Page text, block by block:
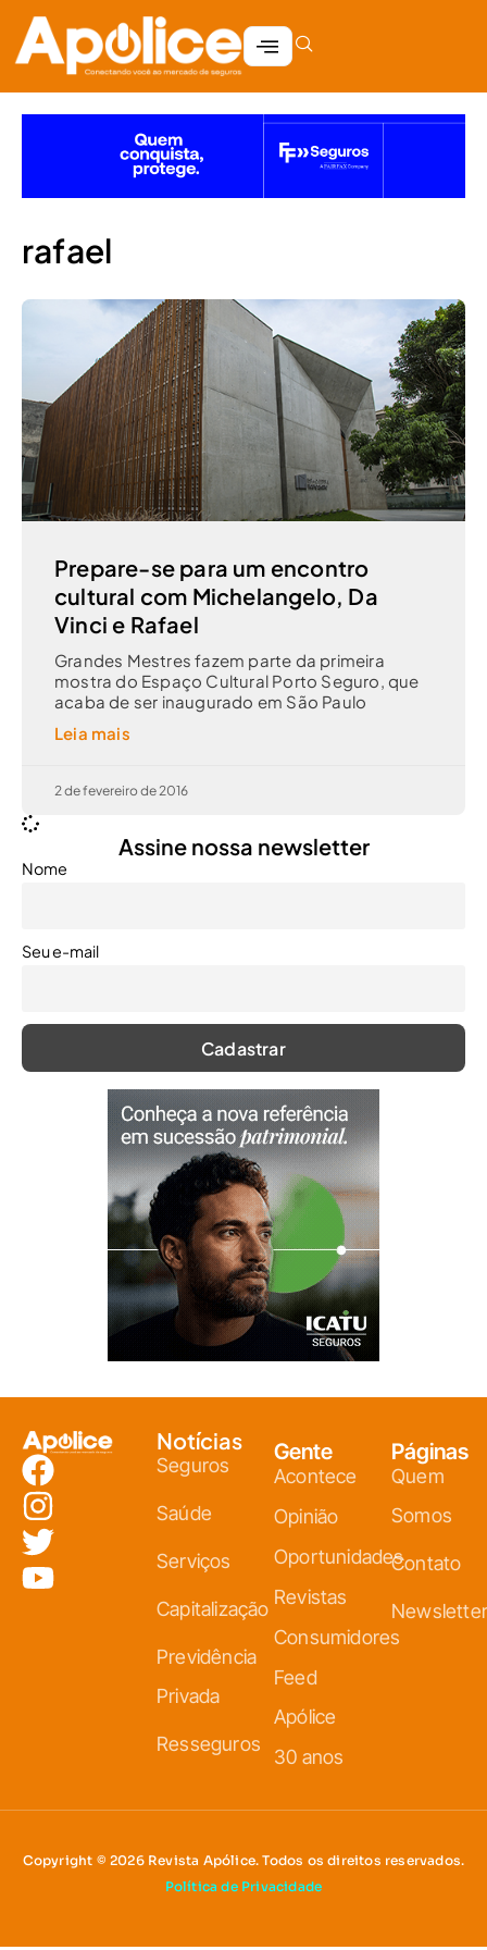
rafael
Prepare-se para um encontro
cultural com Michelangelo, Da
Vinci e Rafael
Grandes Mestres fazem parte da primeira
mostra do Espaço Cultural Porto Seguro, que
acaba de ser inaugurado em São Paulo
Leia mais
2 de fevereiro de 2016
Assine nossa newsletter
Nome
Seu e-mail
Notícias
Seguros
Saúde
Serviços
Capitalização
Previdência
Privada
Resseguros
Gente
Acontece
Opinião
Oportunidades
Revistas
Consumidores
Feed
Apólice
30 anos
Páginas
Quem
Somos
Contato
Newsletter
Copyright © 2026 Revista Apólice. Todos os direitos reservados.
Política de Privacidade